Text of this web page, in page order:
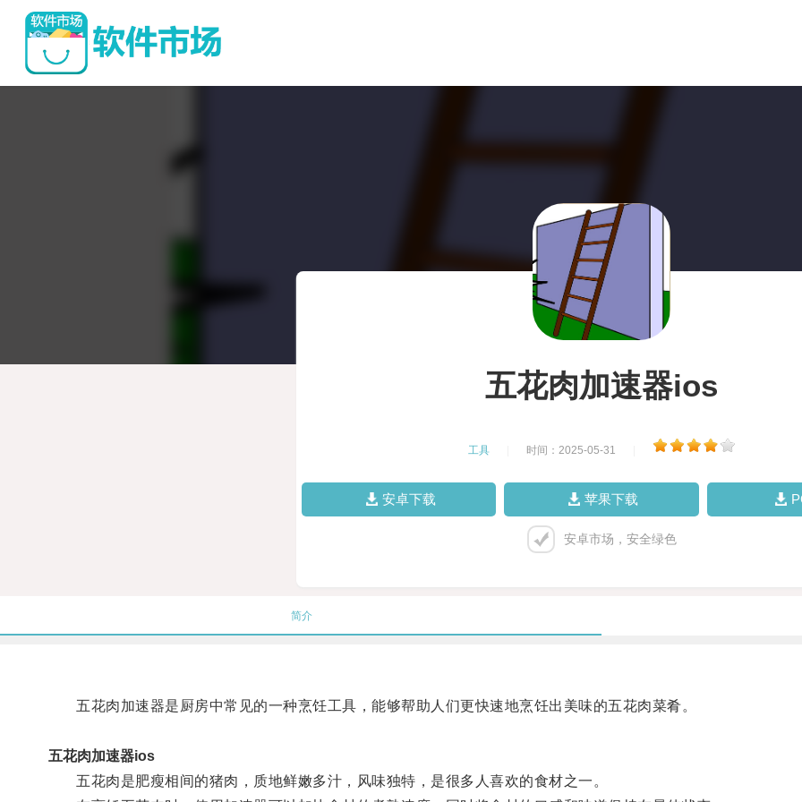
五花肉加速器ios
工具 时间：2025-05-31
安卓下载 苹果下载
安卓市场，安全绿色
简介
五花肉加速器是厨房中常见的一种烹饪工具，能够帮助人们更快速地烹饪出美味的五花肉菜肴。
五花肉加速器ios
五花肉是肥瘦相间的猪肉，质地鲜嫩多汁，风味独特，是很多人喜欢的食材之一。